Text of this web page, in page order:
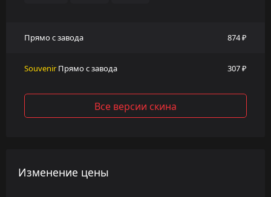
Прямо с завода 874 ₽
Souvenir Прямо с завода 307 ₽
Все версии скина
Изменение цены